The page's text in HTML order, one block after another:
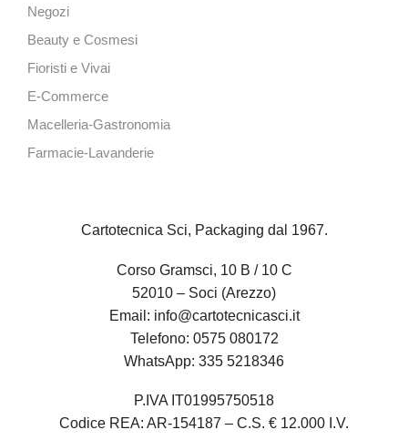
Negozi
Beauty e Cosmesi
Fioristi e Vivai
E-Commerce
Macelleria-Gastronomia
Farmacie-Lavanderie
Cartotecnica Sci, Packaging dal 1967.
Corso Gramsci, 10 B / 10 C
52010 – Soci (Arezzo)
Email: info@cartotecnicasci.it
Telefono: 0575 080172
WhatsApp: 335 5218346
P.IVA IT01995750518
Codice REA: AR-154187 – C.S. € 12.000 I.V.